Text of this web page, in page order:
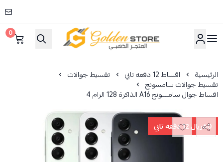
المتجر الذهبي
0
الرئيسية اقساط 12 دفعه تابي تقسيط جوالات
تقسيط جوالات سامسونج
اقساط جوال سامسونج A16 الذاكرة 128 الرام 4
60ريال 12 دفعه تابي